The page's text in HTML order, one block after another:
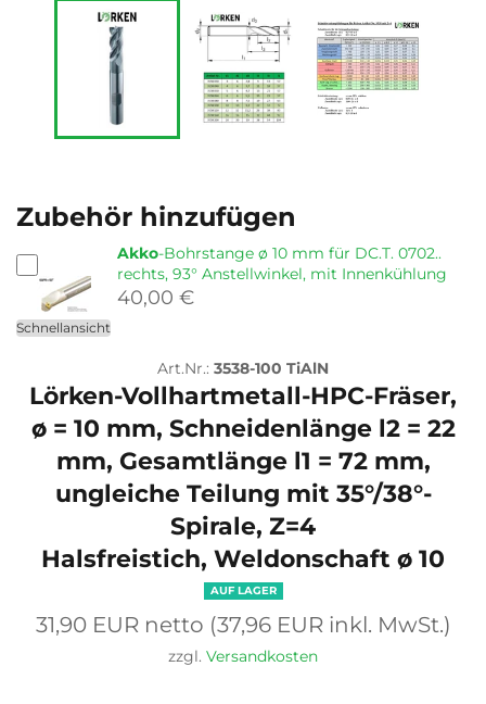
Zubehör hinzufügen
Schnellansicht
Akko-Bohrstange ø 10 mm für DC.T. 0702..
rechts, 93° Anstellwinkel, mit Innenkühlung
40,00 €
Art.Nr.: 3538-100 TiAlN
Lörken-Vollhartmetall-HPC-Fräser,
ø = 10 mm, Schneidenlänge l2 = 22
mm, Gesamtlänge l1 = 72 mm,
ungleiche Teilung mit 35°/38°-
Spirale, Z=4
Halsfreistich, Weldonschaft ø 10
AUF LAGER
Normaler
Preis
31,90 EUR netto (37,96 EUR inkl. MwSt.)
zzgl. Versandkosten